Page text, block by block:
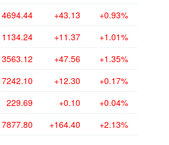
4694.44 +43.13 +0.93%
1134.24 +11.37 +1.01%
3563.12 +47.56 +1.35%
7242.10 +12.30 +0.17%
229.69 +0.10 +0.04%
7877.80 +164.40 +2.13%